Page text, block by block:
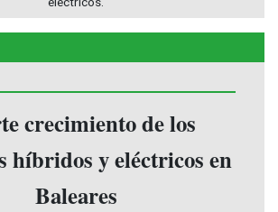
crecimiento de los
híbridos y eléctricos en
Baleares